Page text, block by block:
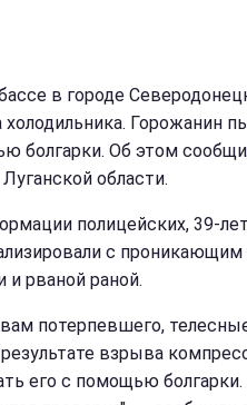
в городе
Горожанин
болгарки. Об этом
области.
полицейских, 39-
с
и рваной раной.
потерпевшего,
взрыва
его с помощью